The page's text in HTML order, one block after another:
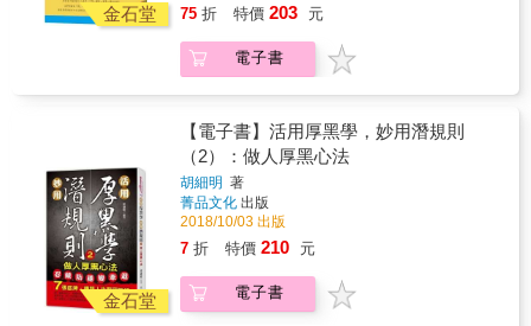
使對方行動 自尊心愈高的人，愈容易受到這句
話的刺激。只要被質疑，他們就會燃起鬥志，
設法展現自己的能力給你看。 & 這些技巧能運
下姿勢、動作、眼神以及說話的方式，就能獲
得顯著的效果， 幫助你在短時間內成為人見人
愛的好感王，機會手到擒來！ & 本書特色 & ◎
傳授能用於「營造形象」、「網路社交」、
「戀愛」、「職場」的38則暗黑攻心計！ ◎與
時俱進！書中收錄的心理技巧全都可以運用於
網路世界！ ◎搭配簡明圖說解釋心理學技巧，
自保也可以是奸詐人的煙霧。它就像一杯白開
以放毒藥！如何讓違心違在情分上，又符合天
理良心，正是我們必須悟出的答案。
金石堂
「黑」，絕不是提倡心黑手辣，行惡人間。而
是用更妥當的方法去解決你所面對的問題，獲
得你該獲得的利益。在生活和工作的圈子裡，
義」；也可能你是個外向型的人，眼裡看不過
的事嘴上就要說出來；也可能你是個……。但
不管你是什麼樣的人，奉勸一句，是非不要輕
招惹，是非背後麻煩多！職場上有一句話，叫
做「大樹底下好乘涼」。的確，在你的背後，
要是有個顯赫人物為你撐著，你的人生旅途自
然暢通無阻。這就要求你要有一雙洞察世事的
眼睛。
75 折 特價 203 元
電子書
金石堂
【電子書】活用厚黑學，妙用潛規則
（2）：做人厚黑心法
胡細明 著
菁品文化 出版
2018/10/03 出版
7 折 特價 210 元
電子書